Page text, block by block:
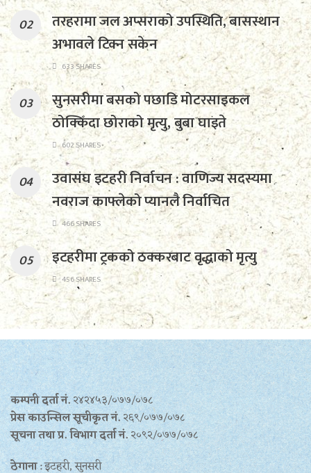
तरहरामा जल अप्सराको उपस्थिति, बासस्थान
अभावले टिक्न सकेन
633 SHARES
सुनसरीमा बसको पछाडि मोटरसाइकल
ठोक्किँदा छोराको मृत्यु, बुबा घाइते
602 SHARES
उवासंघ इटहरी निर्वाचन : वाणिज्य सदस्यमा
नवराज काफ्लेको प्यानलै निर्वाचित
466 SHARES
इटहरीमा ट्रकको ठक्करबाट वृद्धाको मृत्यु
456 SHARES
कम्पनी दर्ता नं.२४२४५३/०७७/०७८
प्रेस काउन्सिल सूचीकृत नं.२६९/०७७/०७८
सूचना तथा प्र‍. विभाग दर्ता नं.२०९२/०७७/०७८
ठेगाना: इटहरी, सुनसरी